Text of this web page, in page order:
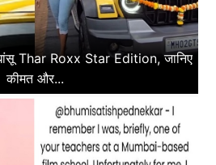
धांसू Thar Roxx Star Edition, जानिए
कीमत और...